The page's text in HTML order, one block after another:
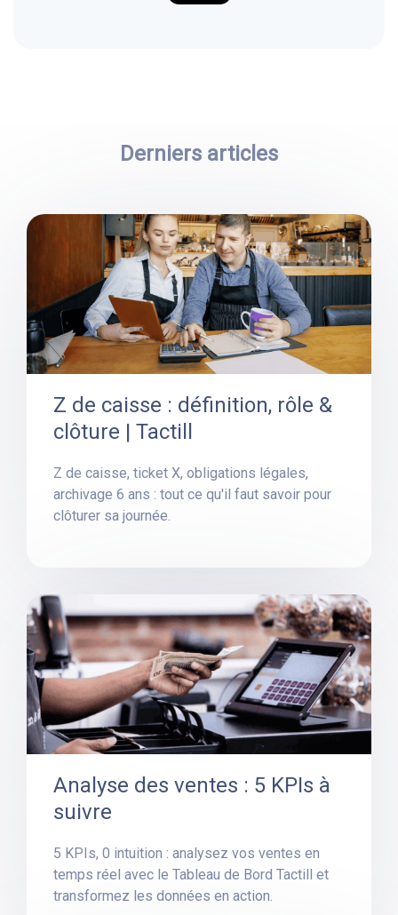
Derniers articles
Z de caisse : définition, rôle &
clôture | Tactill
Z de caisse, ticket X, obligations légales,
archivage 6 ans : tout ce qu'il faut savoir pour
clôturer sa journée.
Analyse des ventes : 5 KPIs à
suivre
5 KPIs, 0 intuition : analysez vos ventes en
temps réel avec le Tableau de Bord Tactill et
transformez les données en action.